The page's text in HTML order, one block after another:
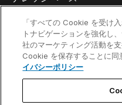
think-cell Academy
ビデオチュートリアル
コンテンツハブ
「すべての Cookie を受け
トナビゲーションを強化し
社のマーケティング活動を
Cookie を保存することに同
イバシーポリシー